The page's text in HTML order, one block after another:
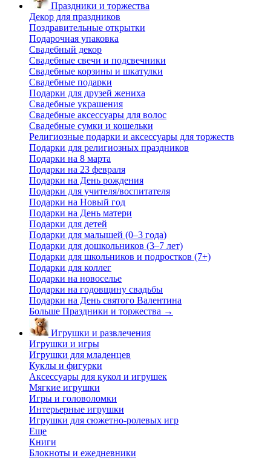
Праздники и торжества
Декор для праздников
Поздравительные открытки
Подарочная упаковка
Свадебный декор
Свадебные свечи и подсвечники
Свадебные корзины и шкатулки
Свадебные подарки
Подарки для друзей жениха
Свадебные украшения
Свадебные аксессуары для волос
Свадебные сумки и кошельки
Религиозные подарки и аксессуары для торжеств
Подарки для религиозных праздников
Подарки на 8 марта
Подарки на 23 февраля
Подарки на День рождения
Подарки для учителя/воспитателя
Подарки на Новый год
Подарки на День матери
Подарки для детей
Подарки для малышей (0–3 года)
Подарки для дошкольников (3–7 лет)
Подарки для школьников и подростков (7+)
Подарки для коллег
Подарки на новоселье
Подарки на годовщину свадьбы
Подарки на День святого Валентина
Больше Праздники и торжества →
Игрушки и развлечения
Игрушки и игры
Игрушки для младенцев
Куклы и фигурки
Аксессуары для кукол и игрушек
Мягкие игрушки
Игры и головоломки
Интерьерные игрушки
Игрушки для сюжетно-ролевых игр
Еще
Книги
Блокноты и ежедневники